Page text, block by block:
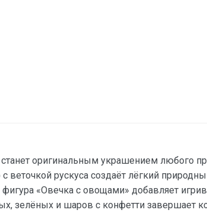
оригинальным украшением любого
веточкой рускуса создаёт лёгкий
«Овечка с овощами» добавляет
зелёных и шаров с конфетти завершает